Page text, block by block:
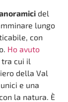
del
lungo
con
Ho avuto
, tra cui il
della Val
e una
la natura. È